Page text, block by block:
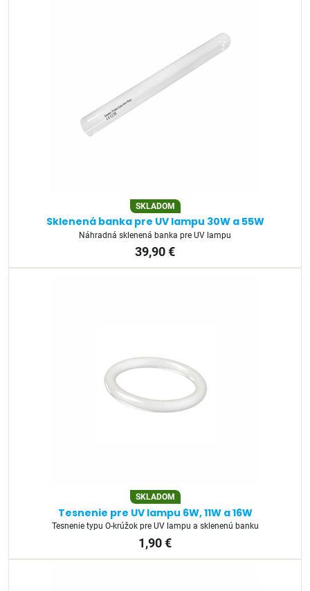
SKLADOM
Sklenená banka pre UV lampu 30W a 55W
Náhradná sklenená banka pre UV lampu
39,90 €
SKLADOM
Tesnenie pre UV lampu 6W, 11W a 16W
Tesnenie typu O-krúžok pre UV lampu a sklenenú banku
1,90 €